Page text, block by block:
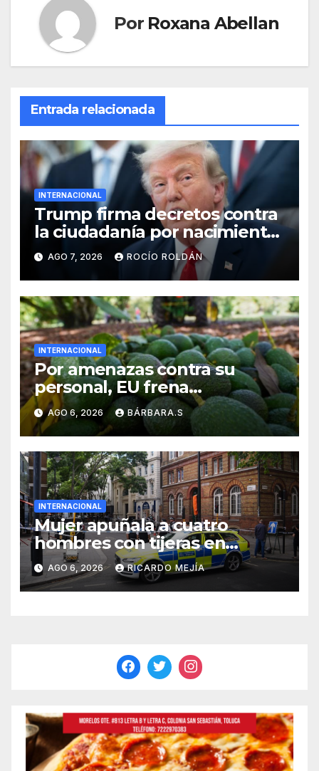
Por Roxana Abellan
Entrada relacionada
INTERNACIONAL
Trump firma decretos contra
la ciudadanía por nacimiento
y el ‘turismo de maternidad’
AGO 7, 2026 ROCÍO ROLDÁN
INTERNACIONAL
Por amenazas contra su
personal, EU frena
exportación de aguacate
AGO 6, 2026 BÁRBARA.S
INTERNACIONAL
Mujer apuñala a cuatro
hombres con tijeras en
Londres: «Es una persona sin
hogar»
AGO 6, 2026 RICARDO MEJÍA